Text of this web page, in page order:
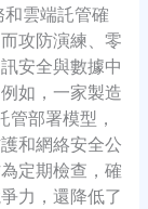
雲端託管確
攻防演練、零
安全與數據中
如，一家製造
部署模型，
和網絡安全公
定期檢查，確
力，還降低了